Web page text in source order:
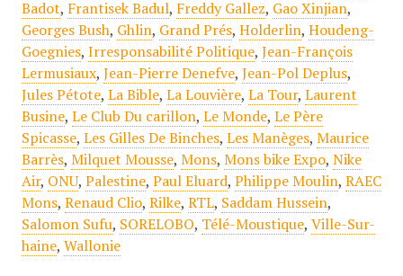
Badot, Frantisek Badul, Freddy Gallez, Gao Xinjian,
Georges Bush, Ghlin, Grand Prés, Holderlin, Houdeng-
Goegnies, Irresponsabilité Politique, Jean-François
Lermusiaux, Jean-Pierre Denefve, Jean-Pol Deplus,
Jules Pétote, La Bible, La Louvière, La Tour, Laurent
Busine, Le Club Du carillon, Le Monde, Le Père
Spicasse, Les Gilles De Binches, Les Manèges, Maurice
Barrès, Milquet Mousse, Mons, Mons bike Expo, Nike
Air, ONU, Palestine, Paul Eluard, Philippe Moulin, RAEC
Mons, Renaud Clio, Rilke, RTL, Saddam Hussein,
Salomon Sufu, SORELOBO, Télé-Moustique, Ville-Sur-
haine, Wallonie